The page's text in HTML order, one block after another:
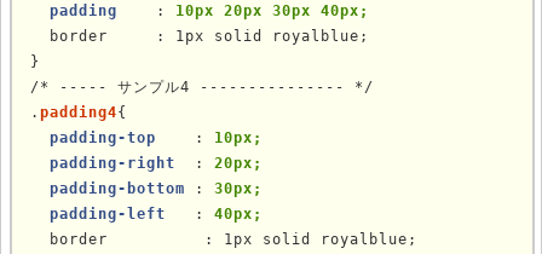
padding
    :
10px 20px 30px 40px;
  border     : 1px solid royalblue;
}
/* ----- サンプル4 --------------- */
. padding4{
padding-top
    :
10px;
padding-right
  :
20px;
padding-bottom : 30px;
padding-left
   :
40px;
  border          : 1px solid royalblue;